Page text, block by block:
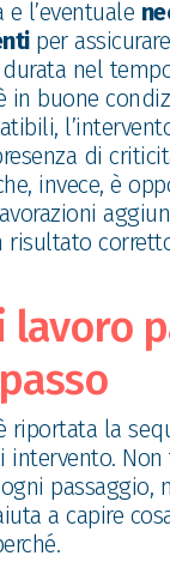
l’eventuale
per
nel
in buone
di
invece, è
risultato
lavoro
riportata la
intervento.
passaggio,
a capire